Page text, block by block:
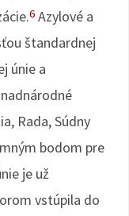
6 Azylové a
štandardnej
únie a
Rada, Súdny
bodom pre
je už
vstúpila do